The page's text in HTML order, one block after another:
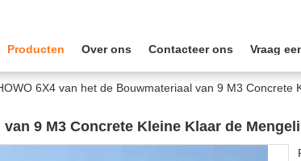
Producten Over ons Contacteer ons Vraag
6X4 van het de Bouwmateriaal van 9 M3 Concrete
9 M3 Concrete Kleine Klaar de